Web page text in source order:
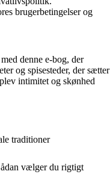
brugerbetingelser og
denne e-bog, der
og spisesteder, der sætter
intimitet og skønhed
traditioner
vælger du rigtigt